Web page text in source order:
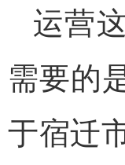
运营
需要的
于宿迁